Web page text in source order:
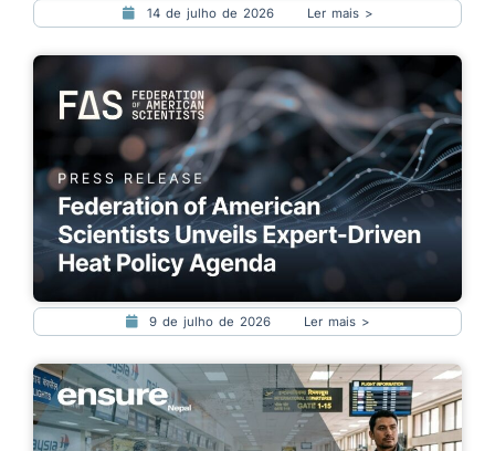
14 de julho de 2026 Ler mais >
9 de julho de 2026 Ler mais >